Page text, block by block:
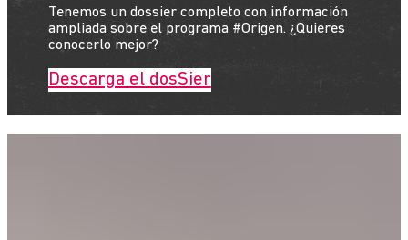
Tenemos un dossier completo con información
ampliada sobre el programa #Origen. ¿Quieres
conocerlo mejor?
Descarga el dosSier